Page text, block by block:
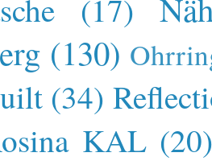
(17)
(130)
(34)
KAL